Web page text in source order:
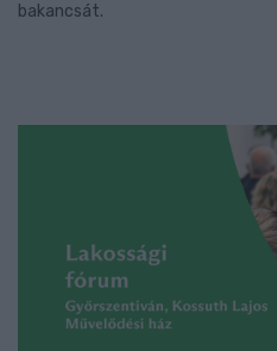
bakancsát.